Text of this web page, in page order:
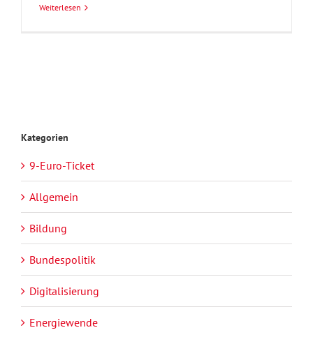
Weiterlesen
Kategorien
9-Euro-Ticket
Allgemein
Bildung
Bundespolitik
Digitalisierung
Energiewende